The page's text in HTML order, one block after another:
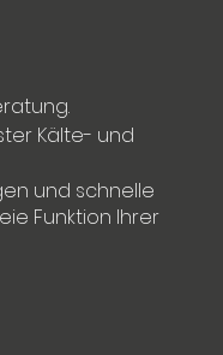
Kälte- und
und schnelle
Funktion Ihrer